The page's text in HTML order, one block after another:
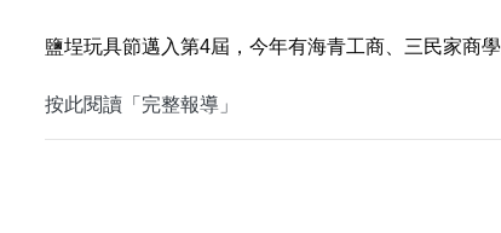
鹽埕玩具節邁入第4屆，今年有海青工商、三民家商
按此閱讀「完整報導」